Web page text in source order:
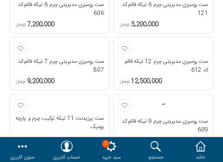
مقایسه محصولات مورد علاقه
دسترسی کاربری حساب کاربری
خانه جستجو
0
سبد خرید
حساب کاربری منوی کاربری
ست رومیزی مدیریتی چرم 6 تیکه قائم کد
121
5,200,000 تومان
ست رومیزی مدیریتی چرم 6 تیکه قائم کد
606
7,200,000تومان
ست رومیزی مدیریتی چرم 12 تیکه قائم
کد 612
12,500,000تومان
ست رومیزی مدیریتی چرم 7 تیکه قائم کد
807
9,200,000 تومان
ست رومیزی مدیریتی چرم 9 تیکه قائم کد
609
11,800,000
ست پرزیدنت 11 تیکه ترکیب چرم و پارچه
یونیک